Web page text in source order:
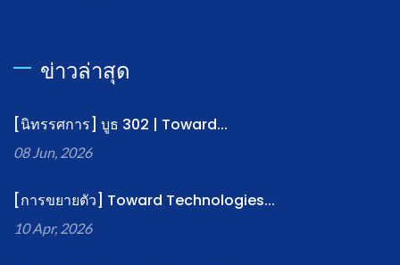
ข่าวล่าสุด
[นิทรรศการ] บูธ 302 | Toward...
08 Jun, 2026
[การขยายตัว] Toward Technologies...
10 Apr, 2026